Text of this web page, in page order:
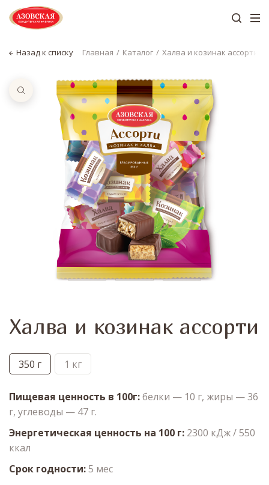
Назад к списку Главная Каталог Халва и козинак ассорти
Халва и козинак ассорти
350 г 1 кг
Пищевая ценность в 100г белки — 10 г, жиры — 36
г, углеводы — 47 г.
Энергетическая ценность на 100 г 2300 кДж / 550
ккал
Срок годности 5 мес